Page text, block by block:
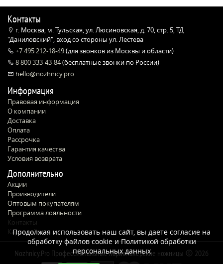
Контакты
г. Москва, м. Тульская, ул. Люсиновская, д. 70, стр. 5, ТД
"Даниловский", вход со стороны ул. Лестева
+7 495 212-18-49(для звонков из Москвы и области)
8 800 333-43-84(бесплатные звонки по России)
hello@nozhnicy.pro
Информация
Правовая информация
О компании
Доставка
Оплата
Рассрочка
Гарантия качества
Условия возврата
Дополнительно
Акции
Производители
Оптовым покупателям
Программа лояльности
Контакты
Карта сайта
Nozhnicy.Pro Профессиональные парикмахерские ножницы 2026
Продолжая использовать наш сайт, вы даете согласие на
обработку файлов cookie иПолитикой обработки
персональных данных